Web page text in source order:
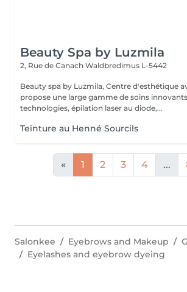
Beauty Spa by Luzmila
2, Rue de Canach Waldbredimus L-5442
Beauty spa by Luzmila, Centre d'esthétique
propose une large gamme de soins
technologies, épilation laser au diode,...
Teinture au Henné Sourcils
« 1 2 3 4 ...
Salonkee Eyebrows and Makeup
Eyelashes and eyebrow dyeing